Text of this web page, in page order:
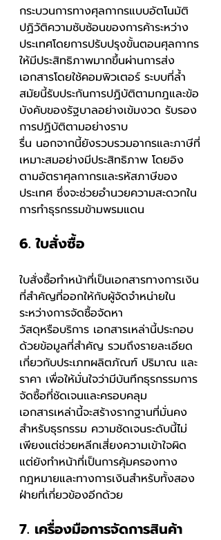
กระบวนการทางศุลกากรแบบอัตโนมัติ
ปฏิวัติความซับซ้อนของการค้าระหว่าง
ประเทศโดยการปรับปรุงขั้นตอนศุลกากร
ให้มีประสิทธิภาพมากขึ้นผ่านการส่ง
เอกสารโดยใช้คอมพิวเตอร์ ระบบที่ล้ำ
สมัยนี้รับประกันการปฏิบัติตามกฎและข้อ
บังคับของรัฐบาลอย่างเข้มงวด รับรอง
การปฏิบัติตามอย่างราบ
รื่น นอกจากนี้ยังรวบรวมอากรและภาษีที่
เหมาะสมอย่างมีประสิทธิภาพ โดยอิง
ตามอัตราศุลกากรและรหัสภาษีของ
ประเทศ ซึ่งจะช่วยอำนวยความสะดวกใน
การทำธุรกรรมข้ามพรมแดน
6. ใบสั่งซื้อ
ใบสั่งซื้อทำหน้าที่เป็นเอกสารทางการเงิน
ที่สำคัญที่ออกให้กับผู้จัดจำหน่ายใน
ระหว่างการจัดซื้อจัดหา
วัสดุหรือบริการ เอกสารเหล่านี้ประกอบ
ด้วยข้อมูลที่สำคัญ รวมถึงรายละเอียด
เกี่ยวกับประเภทผลิตภัณฑ์ ปริมาณ และ
ราคา เพื่อให้มั่นใจว่ามีบันทึกธุรกรรมการ
จัดซื้อที่ชัดเจนและครอบคลุม
เอกสารเหล่านี้จะสร้างรากฐานที่มั่นคง
สำหรับธุรกรรม ความชัดเจนระดับนี้ไม่
เพียงแต่ช่วยหลีกเสี่ยงความเข้าใจผิด
แต่ยังทำหน้าที่เป็นการคุ้มครองทาง
กฎหมายและทางการเงินสำหรับทั้งสอง
ฝ่ายที่เกี่ยวข้องอีกด้วย
7. เครื่องมือการจัดการสินค้า